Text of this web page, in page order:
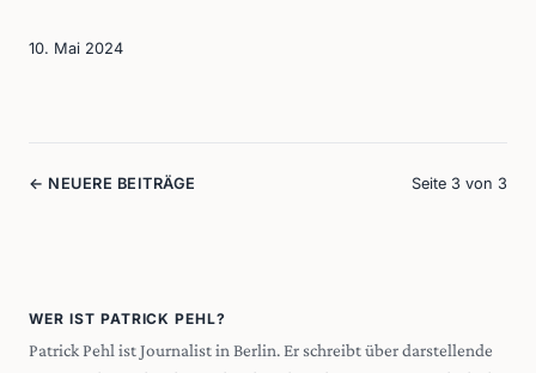
10. Mai 2024
← NEUERE BEITRÄGE Seite 3 von 3
WER IST PATRICK PEHL?
Patrick Pehl ist Journalist in Berlin. Er schreibt über darstellende